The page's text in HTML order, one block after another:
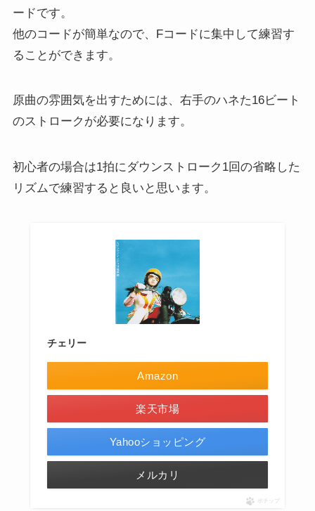
ードです。
他のコードが簡単なので、Fコードに集中して練習す
ることができます。
原曲の雰囲気を出すためには、右手のハネた16ビート
のストロークが必要になります。
初心者の場合は1拍にダウンストローク1回の省略した
リズムで練習すると良いと思います。
チェリー
Amazon
楽天市場
Yahooショッピング
メルカリ
ポチップ